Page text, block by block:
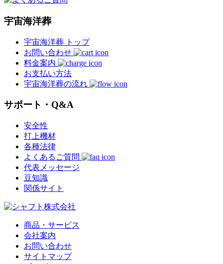
宇宙海洋葬
宇宙海洋葬 トップ
お問い合わせ
料金案内
お支払い方法
宇宙海洋葬の流れ
サポート・Q&A
安全性
打上機材
各種法律
よくあるご質問
代表メッセージ
豆知識
関係サイト
商品・サービス
会社案内
お問い合わせ
サイトマップ